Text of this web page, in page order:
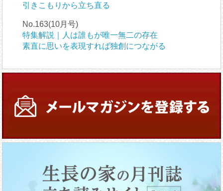
引きこもりから立ち直る
No.163(10月号)
特集解説｜人は誰もが唯一無二の存在
素直に思いを表現すれば独創につながる